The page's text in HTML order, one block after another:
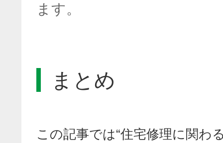
ます。
まとめ
この記事では“住宅修理に関わ